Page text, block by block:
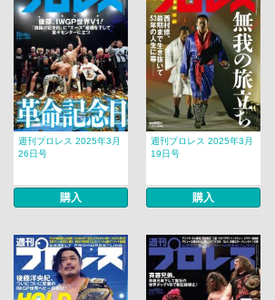
週刊プロレス 2025年3月
26日号
購入
週刊プロレス 2025年3月
19日号
購入